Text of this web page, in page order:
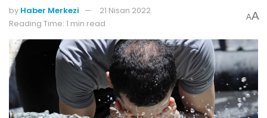
by Haber Merkezi
21 Nisan 2022
Reading Time: 1 min read
AA